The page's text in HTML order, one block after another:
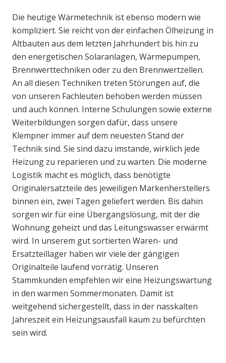
Die heutige Wärmetechnik ist ebenso modern wie
kompliziert. Sie reicht von der einfachen Ölheizung in
Altbauten aus dem letzten Jahrhundert bis hin zu
den energetischen Solaranlagen, Wärmepumpen,
Brennwerttechniken oder zu den Brennwertzellen.
An all diesen Techniken treten Störungen auf, die
von unseren Fachleuten behoben werden müssen
und auch können. Interne Schulungen sowie externe
Weiterbildungen sorgen dafür, dass unsere
Klempner immer auf dem neuesten Stand der
Technik sind. Sie sind dazu imstande, wirklich jede
Heizung zu reparieren und zu warten. Die moderne
Logistik macht es möglich, dass benötigte
Originalersatzteile des jeweiligen Markenherstellers
binnen ein, zwei Tagen geliefert werden. Bis dahin
sorgen wir für eine Übergangslösung, mit der die
Wohnung geheizt und das Leitungswasser erwärmt
wird. In unserem gut sortierten Waren- und
Ersatzteillager haben wir viele der gängigen
Originalteile laufend vorrätig. Unseren
Stammkunden empfehlen wir eine Heizungswartung
in den warmen Sommermonaten. Damit ist
weitgehend sichergestellt, dass in der nasskalten
Jahreszeit ein Heizungsausfall kaum zu befürchten
sein wird.